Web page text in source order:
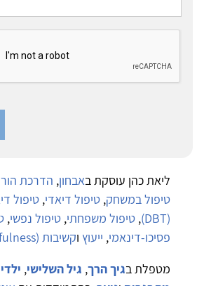
ליאת כהן עוסקת באבחון, הדרכת
טיפול במשחק, טיפול דיאדי, טיפול
(DBT)
, טיפול משפחתי, טיפול נפשי,
פסיכו-דינאמי, ייעוץ וקשיבות (Mindfulness)
מטפלת בגיך הרך, גיל השלישי,